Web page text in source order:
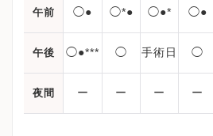
午前 ◯● ◯*● ◯●* ◯●
午後 ◯●*** ◯ 手術日 ◯
夜間 ー ー ー ー